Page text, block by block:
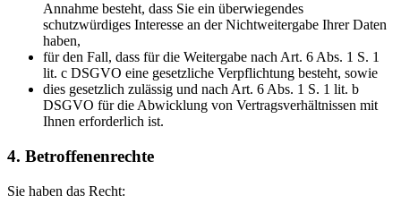
Annahme besteht, dass Sie ein überwiegendes
schutzwürdiges Interesse an der Nichtweitergabe Ihrer Daten
haben,
für den Fall, dass für die Weitergabe nach Art. 6 Abs. 1 S. 1
lit. c DSGVO eine gesetzliche Verpflichtung besteht, sowie
dies gesetzlich zulässig und nach Art. 6 Abs. 1 S. 1 lit. b
DSGVO für die Abwicklung von Vertragsverhältnissen mit
Ihnen erforderlich ist.
4. Betroffenenrechte
Sie haben das Recht: